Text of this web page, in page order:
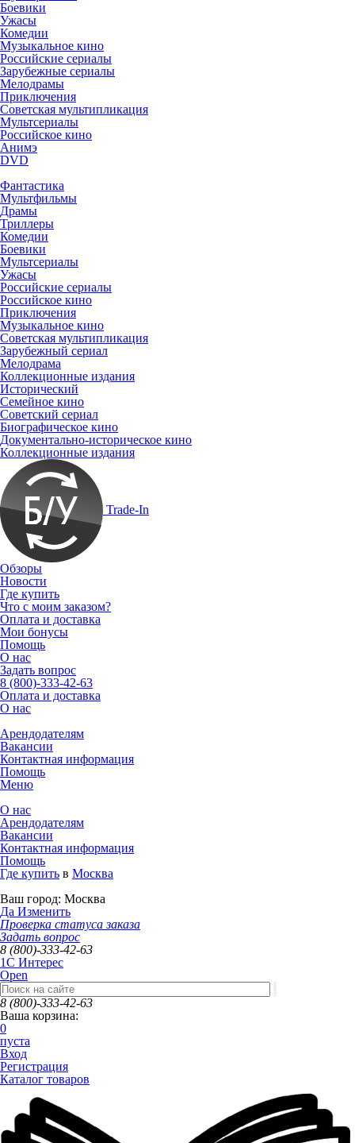
Боевики
Ужасы
Комедии
Музыкальное кино
Российские сериалы
Зарубежные сериалы
Мелодрамы
Приключения
Советская мультипликация
Мультсериалы
Российское кино
Анимэ
DVD
Фантастика
Мультфильмы
Драмы
Триллеры
Комедии
Боевики
Мультсериалы
Ужасы
Российские сериалы
Российское кино
Приключения
Музыкальное кино
Советская мультипликация
Зарубежный сериал
Мелодрама
Коллекционные издания
Исторический
Семейное кино
Советский сериал
Биографическое кино
Документально-историческое кино
Коллекционные издания
Trade-In
Обзоры
Новости
Где купить
Что с моим заказом?
Оплата и доставка
Мои бонусы
Помощь
О нас
Задать вопрос
8 (800)-333-42-63
Оплата и доставка
О нас
Арендодателям
Вакансии
Контактная информация
Помощь
Меню
О нас
Арендодателям
Вакансии
Контактная информация
Помощь
Где купить в Москва
Ваш город: Москва
Да Изменить
Проверка статуса заказа
Задать вопрос
8 (800)-333-42-63
1C Интерес
Open
8 (800)-333-42-63
Ваша корзина:
0
пуста
Вход
Регистрация
Каталог товаров